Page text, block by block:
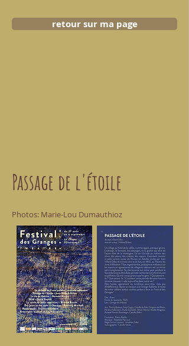
retour sur ma page
Passage de l'étoile
Photos: Marie-Lou Dumauthioz